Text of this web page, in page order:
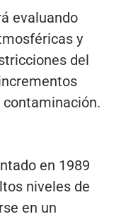
evaluando
y
del
en 1989
niveles de
en un